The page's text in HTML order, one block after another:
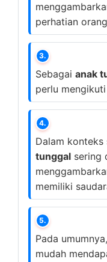
perhatian
3.
Sebagai anak
perlu
4.
Dalam konteks
tunggal sering
memiliki
5.
Pada umumnya,
mudah